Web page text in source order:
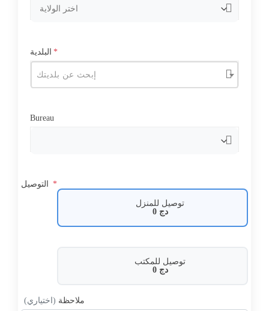
البلدية *
إبحث عن بلديتك
Bureau
*
توصيل للمنزل
0 دج
توصيل للمكتب
0 دج
ملاحظة (اختياري)